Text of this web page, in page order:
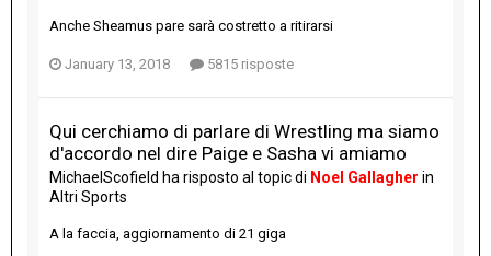
Anche Sheamus pare sarà costretto a ritirarsi
January 13, 2018 5815 risposte
Qui cerchiamo di parlare di Wrestling ma siamo
d'accordo nel dire Paige e Sasha vi amiamo
MichaelScofield ha risposto al topic di Noel Gallagher in
Altri Sports
A la faccia, aggiornamento di 21 giga